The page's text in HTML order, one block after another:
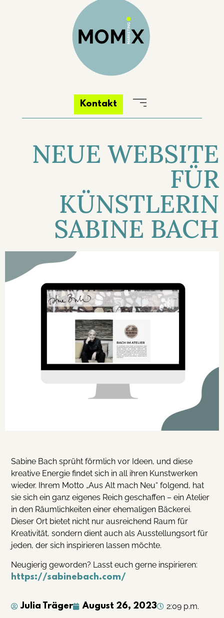
Kontakt
NEUE WEBSITE
FÜR
KÜNSTLERIN
SABINE BACH
Sabine Bach sprüht förmlich vor Ideen, und diese
kreative Energie findet sich in all ihren Kunstwerken
wieder. Ihrem Motto „Aus Alt mach Neu“ folgend, hat
sie sich ein ganz eigenes Reich geschaffen – ein Atelier
in den Räumlichkeiten einer ehemaligen Bäckerei.
Dieser Ort bietet nicht nur ausreichend Raum für
Kreativität, sondern dient auch als Ausstellungsort für
jeden, der sich inspirieren lassen möchte.
Neugierig geworden? Lasst euch gerne inspirieren:
https://sabinebach.com/
Julia Träger August 26, 2023 2:09 p.m.